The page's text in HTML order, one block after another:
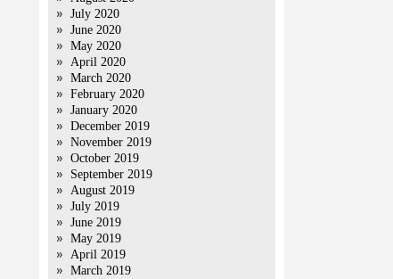
July 2020
June 2020
May 2020
April 2020
March 2020
February 2020
January 2020
December 2019
November 2019
October 2019
September 2019
August 2019
July 2019
June 2019
May 2019
April 2019
March 2019